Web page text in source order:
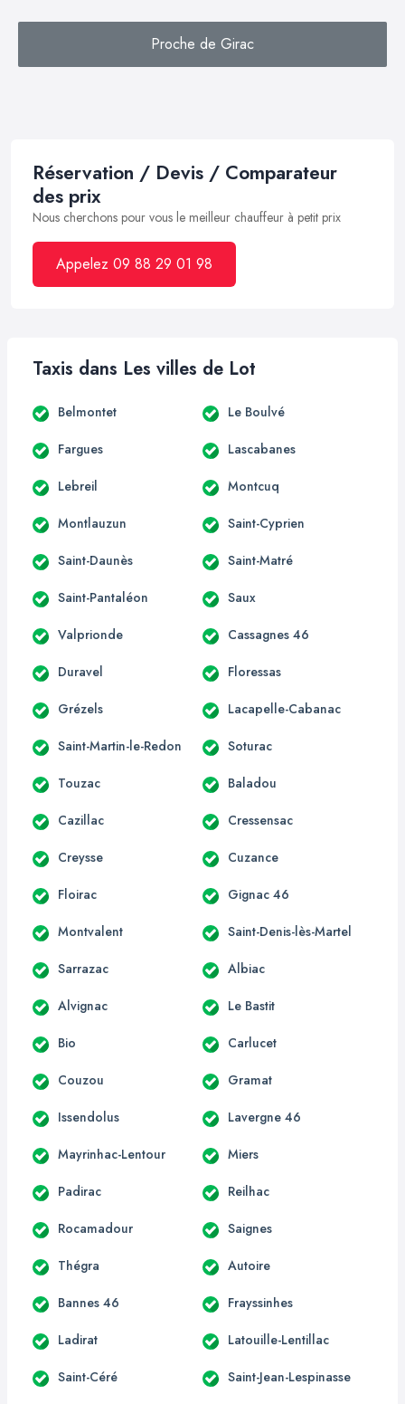
Proche de Girac
Réservation / Devis / Comparateur
des prix
Nous cherchons pour vous le meilleur chauffeur à petit prix
Appelez 09 88 29 01 98
Taxis dans Les villes de Lot
Belmontet Le Boulvé
Fargues Lascabanes
Lebreil Montcuq
Montlauzun Saint-Cyprien
Saint-Daunès Saint-Matré
Saint-Pantaléon Saux
Valprionde Cassagnes 46
Duravel Floressas
Grézels Lacapelle-Cabanac
Saint-Martin-le-Redon Soturac
Touzac Baladou
Cazillac Cressensac
Creysse Cuzance
Floirac Gignac 46
Montvalent Saint-Denis-lès-Martel
Sarrazac Albiac
Alvignac Le Bastit
Bio Carlucet
Couzou Gramat
Issendolus Lavergne 46
Mayrinhac-Lentour Miers
Padirac Reilhac
Rocamadour Saignes
Thégra Autoire
Bannes 46 Frayssinhes
Ladirat Latouille-Lentillac
Saint-Céré Saint-Jean-Lespinasse